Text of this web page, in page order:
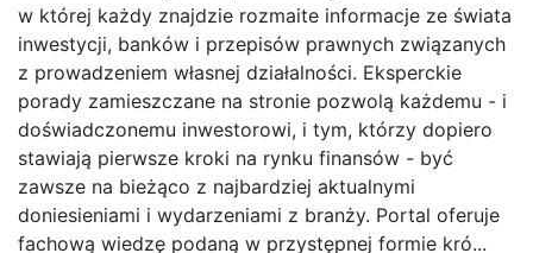
w której każdy znajdzie rozmaite informacje ze świata
inwestycji, banków i przepisów prawnych związanych
z prowadzeniem własnej działalności. Eksperckie
porady zamieszczane na stronie pozwolą każdemu - i
doświadczonemu inwestorowi, i tym, którzy dopiero
stawiają pierwsze kroki na rynku finansów - być
zawsze na bieżąco z najbardziej aktualnymi
doniesieniami i wydarzeniami z branży. Portal oferuje
fachową wiedzę podaną w przystępnej formie kró...